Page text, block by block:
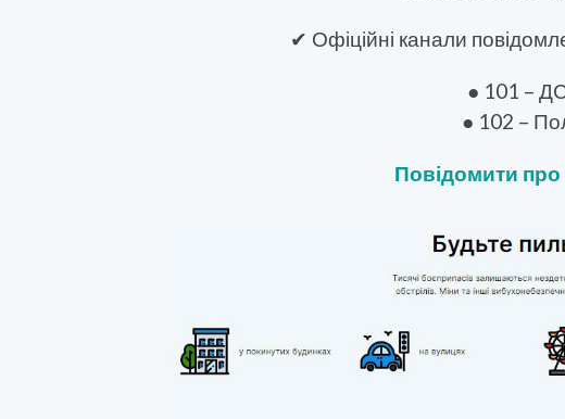
✔ Офіційні канали
● 101 –
● 102 –
Повідомити про